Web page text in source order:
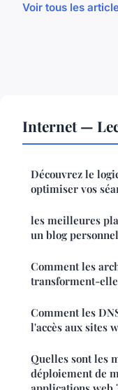
Voir tous les
Internet —
Découvrez le
optimiser vos
les meilleures
un blog personnel
Comment les
transforment-
Comment les
l'accès aux sites
Quelles sont les
déploiement de